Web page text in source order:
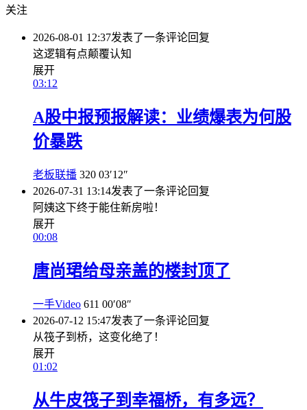
关注
2026-08-01 12:37发表了一条评论回复
这逻辑有点颠覆认知
展开
03:12
A股中报预报解读：业绩爆表为何股
价暴跌
老板联播 320 03′12″
2026-07-31 13:14发表了一条评论回复
阿姨这下终于能住新房啦！
展开
00:08
唐尚珺给母亲盖的楼封顶了
一手Video 611 00′08″
2026-07-12 15:47发表了一条评论回复
从筏子到桥，这变化绝了！
展开
01:02
从牛皮筏子到幸福桥，有多远？